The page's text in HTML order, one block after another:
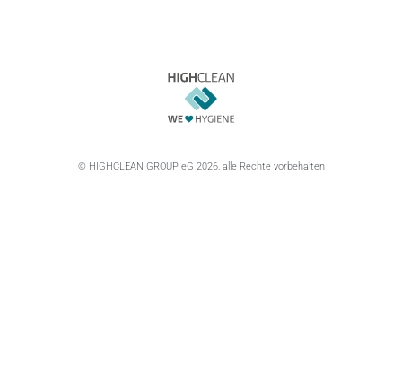
© HIGHCLEAN GROUP eG 2026, alle Rechte vorbehalten